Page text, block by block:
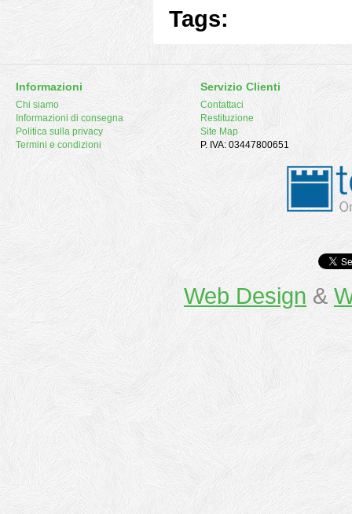
Tags:
Informazioni
Chi siamo
Informazioni di consegna
Politica sulla privacy
Termini e condizioni
Servizio Clienti
Contattaci
Restituzione
Site Map
P. IVA: 03447800651
Web Design &